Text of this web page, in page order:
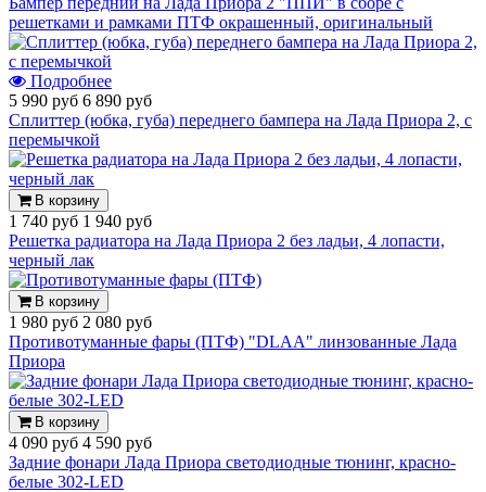
решетками и рамками ПТФ окрашенный, оригинальный
Подробнее
5 990 руб 6 890 руб
Сплиттер (юбка, губа) переднего бампера на Лада Приора 2, с
перемычкой
В корзину
1 740 руб 1 940 руб
Решетка радиатора на Лада Приора 2 без ладьи, 4 лопасти,
черный лак
В корзину
1 980 руб 2 080 руб
Противотуманные фары (ПТФ) "DLAA" линзованные Лада
Приора
В корзину
4 090 руб 4 590 руб
Задние фонари Лада Приора светодиодные тюнинг, красно-
белые 302-LED